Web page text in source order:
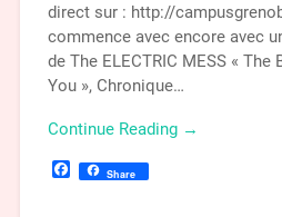
direct sur : http://
commence avec encore avec
de The ELECTRIC MESS « The
You », Chronique…
Continue Reading →
Facebook
Share